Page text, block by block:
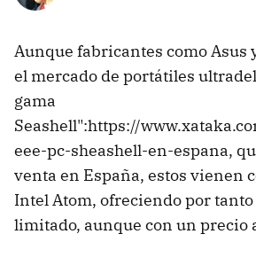
Aunque fabricantes como Asus
el mercado de portátiles
gama
Seashell":https://
eee-pc-sheashell-en-espana,
venta en España, estos vienen
Intel Atom, ofreciendo por
limitado, aunque con un precio